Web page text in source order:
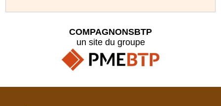
COMPAGNONSBTP
un site du groupe